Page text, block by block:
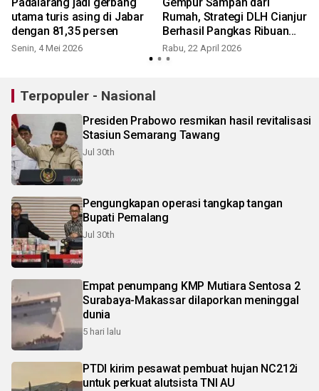
utama turis asing di Jabar
dengan 81,35 persen
Senin, 4 Mei 2026
Rumah, Strategi DLH Cianjur
Berhasil Pangkas Ribuan
Ton
Rabu, 22 April 2026
Terpopuler - Nasional
Presiden Prabowo resmikan hasil revitalisasi
Stasiun Semarang Tawang
Jul 30th
Pengungkapan operasi tangkap tangan
Bupati Pemalang
Jul 30th
Empat penumpang KMP Mutiara Sentosa 2
Surabaya-Makassar dilaporkan meninggal
dunia
5 hari lalu
PTDI kirim pesawat pembuat hujan NC212i
untuk perkuat alutsista TNI AU